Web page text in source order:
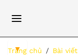
Trang chủ Bài viết
▼